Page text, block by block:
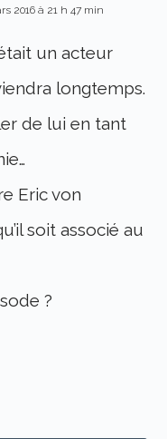
2016 à 21 h 47 min
un acteur
longtemps.
de lui en tant
Eric von
soit associé au
?